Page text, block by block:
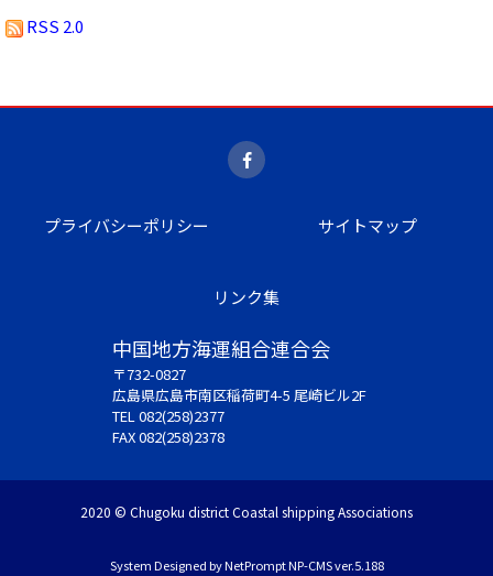
RSS 2.0
プライバシーポリシー サイトマップ
リンク集
中国地方海運組合連合会
〒732-0827
広島県広島市南区稲荷町4-5 尾崎ビル2F
TEL 082(258)2377
FAX 082(258)2378
2020 © Chugoku district Coastal shipping Associations
System Designed byNetPromptNP-CMS ver.5.188